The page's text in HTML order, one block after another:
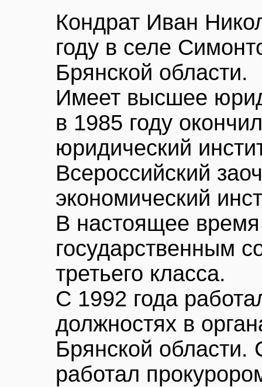
Кондрат Иван
году в селе
Брянской области.
Имеет высшее
в 1985 году
юридический
Всероссийский
экономический
В настоящее время
государственным
третьего класса.
С 1992 года
должностях в
Брянской области.
работал